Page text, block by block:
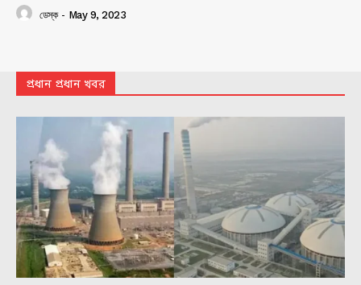
ডেস্ক - May 9, 2023
প্রধান প্রধান খবর